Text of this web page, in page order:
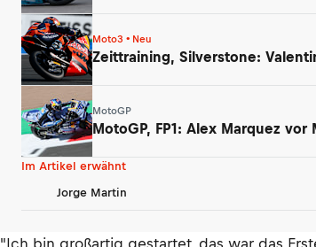
Moto3 • Neu
Zeittraining, Silverstone:
MotoGP
MotoGP, FP1: Alex Marquez
Im Artikel erwähnt
Jorge Martin
"Ich bin großartig gestartet, das war das